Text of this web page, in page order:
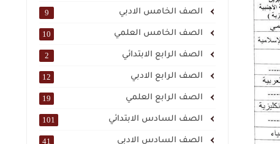
الصف الخامس الادبي 9
الصف الخامس العلمي 10
الصف الرابع الابتدائي 2
الصف الرابع الادبي 12
الصف الرابع العلمي 19
الصف السادس الابتدائي 101
الصف السادس الادبي 41